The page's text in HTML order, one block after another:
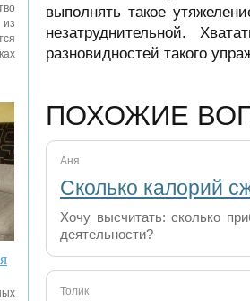
выполнять такое
незатруднительной.
разновидностей такого
ПОХОЖИЕ
Аня
Сколько калорий
Хочу высчитать: сколько
деятельности?
Толик